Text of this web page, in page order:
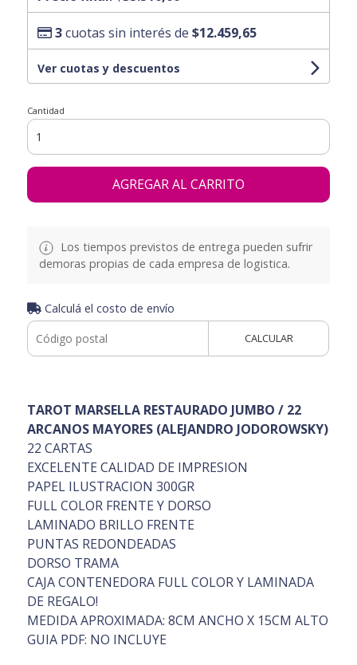
3cuotas sin interés de $12.459,65
Ver cuotas y descuentos
Cantidad
AGREGAR AL CARRITO
Los tiempos previstos de entrega pueden sufrir
demoras propias de cada empresa de logistica.
Calculá el costo de envío
CALCULAR
TAROT MARSELLA RESTAURADO JUMBO / 22
ARCANOS MAYORES (ALEJANDRO JODOROWSKY)
22 CARTAS
EXCELENTE CALIDAD DE IMPRESION
PAPEL ILUSTRACION 300GR
FULL COLOR FRENTE Y DORSO
LAMINADO BRILLO FRENTE
PUNTAS REDONDEADAS
DORSO TRAMA
CAJA CONTENEDORA FULL COLOR Y LAMINADA
DE REGALO!
MEDIDA APROXIMADA: 8CM ANCHO X 15CM ALTO
GUIA PDF: NO INCLUYE